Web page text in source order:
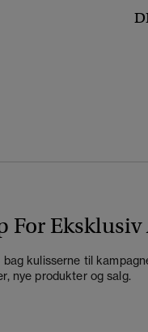
For
bag kulisserne til
nye produkter og salg.